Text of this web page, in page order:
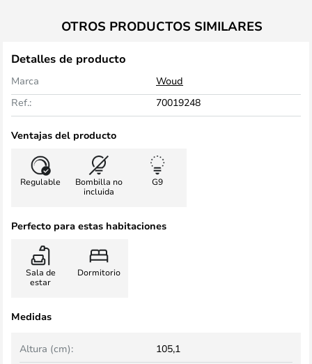
OTROS PRODUCTOS SIMILARES
Detalles de producto
Marca
Woud
Ref.:
70019248
Ventajas del producto
Regulable
Bombilla no
incluida
G9
Perfecto para estas habitaciones
Sala de
estar
Dormitorio
Medidas
Altura (cm): 105,1